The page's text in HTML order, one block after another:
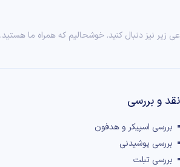
زیر نیز دنبال کنید. خوشحالیم که همراه ما هستید.
نقد و بررسی‌
بررسی اسپیکر و هدفون
بررسی پوشیدنی
بررسی تبلت